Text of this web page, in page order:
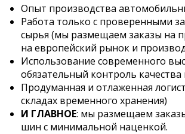
Опыт производства
Работа только с проверенными
сырья (мы размещаем заказы на
на европейский рынок и
Использование современного
обязательный контроль
Продуманная и отлаженная
складах временного хранения)
И ГЛАВНОЕ: мы размещаем
шин с минимальной наценкой.